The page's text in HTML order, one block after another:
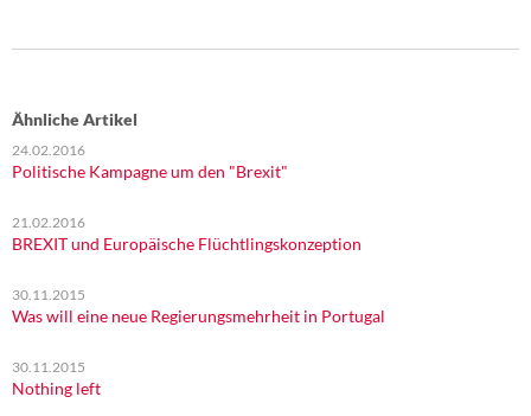
Rosa-Luxemburg-Stiftung
Über mich
Kontakt
Ähnliche Artikel
24.02.2016
Politische Kampagne um den "Brexit"
21.02.2016
BREXIT und Europäische Flüchtlingskonzeption
30.11.2015
Was will eine neue Regierungsmehrheit in Portugal
30.11.2015
Nothing left